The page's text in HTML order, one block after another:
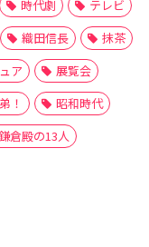
時代劇
テレビ
織田信長
抹茶
ア
展覧会
！
昭和時代
倉殿の13人